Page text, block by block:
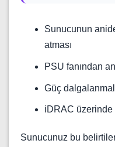
Sunucunun
atması
PSU fanından
Güç
iDRAC üzerinde
Sunucunuz bu